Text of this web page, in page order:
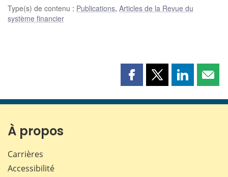
Type(s) de contenu : Publications, Articles de la Revue du
système financier
Partager
page
Partager
page
Partager
page page
À propos
Carrières
Accessibilité